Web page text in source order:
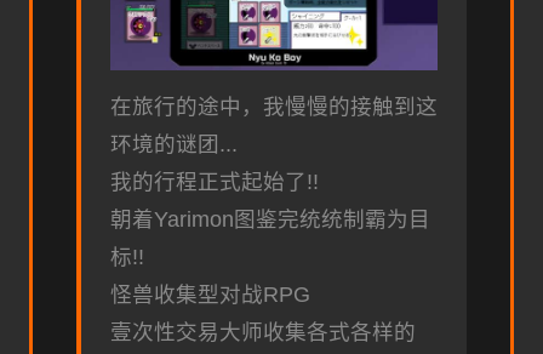
在旅行的途中，我慢慢的接触到这
环境的谜团...
我的行程正式起始了!!
朝着Yarimon图鉴完统统制霸为目
标!!
怪兽收集型对战RPG
壹次性交易大师收集各式各样的